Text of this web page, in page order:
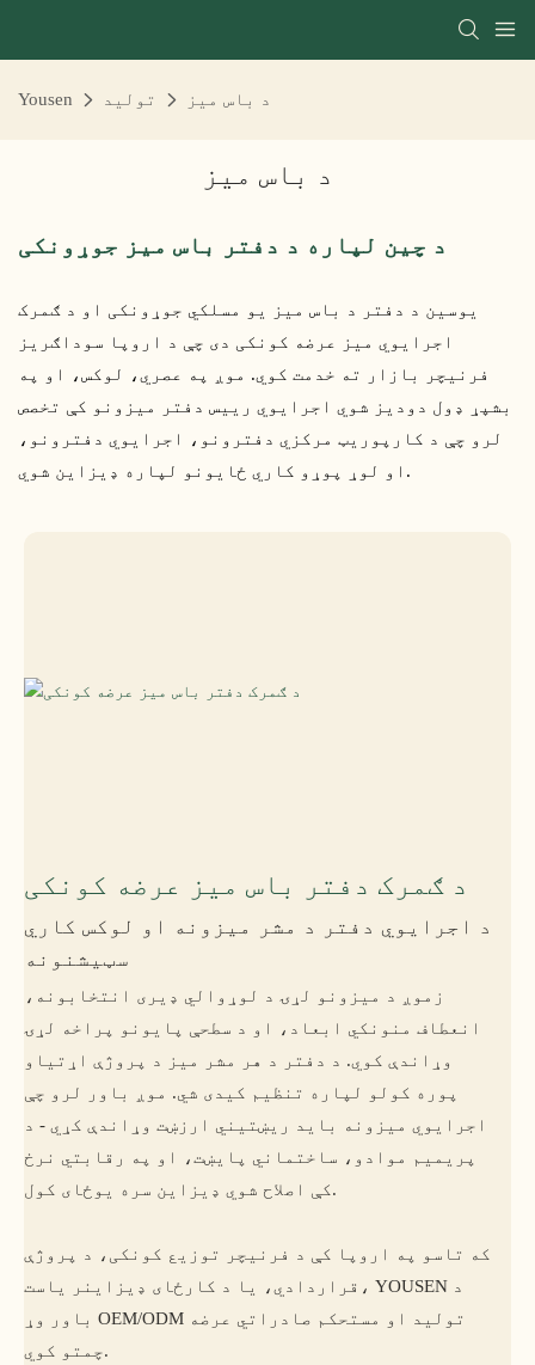
Yousen تولید د باس میز
د باس میز
د چین لپاره د دفتر باس میز جوړونکی
یوسین د دفتر د باس میز یو مسلکي جوړونکی او د ګمرک
اجرایوي میز عرضه کونکی دی چې د اروپا سوداګریز
فرنیچر بازار ته خدمت کوي. موږ په عصري، لوکس، او په
بشپړ ډول دودیز شوي اجرایوي رییس دفتر میزونو کې تخصص
لرو چې د کارپوریټ مرکزي دفترونو، اجرایوي دفترونو،
او لوړ پوړو کاري ځایونو لپاره ډیزاین شوي.
د ګمرک دفتر باس میز عرضه کونکی
د اجرایوي دفتر د مشر میزونه او لوکس کاري
سټیشنونه
زموږ د میزونو لړۍ د لوړوالي ډیری انتخابونه،
انعطاف منونکي ابعاد، او د سطحې پایونو پراخه لړۍ
وړاندې کوي. د دفتر د هر مشر میز د پروژې اړتیاو
پوره کولو لپاره تنظیم کیدی شي. موږ باور لرو چې
اجرایوي میزونه باید ریښتیني ارزښت وړاندې کړي - د
پریمیم موادو، ساختماني پایښت، او په رقابتي نرخ
کې اصلاح شوي ډیزاین سره یوځای کول.
که تاسو په اروپا کې د فرنیچر توزیع کونکی، د پروژې
قراردادي، یا د کارځای ډیزاینر یاست، YOUSEN د
باور وړ OEM/ODM تولید او مستحکم صادراتي عرضه
چمتو کوي.